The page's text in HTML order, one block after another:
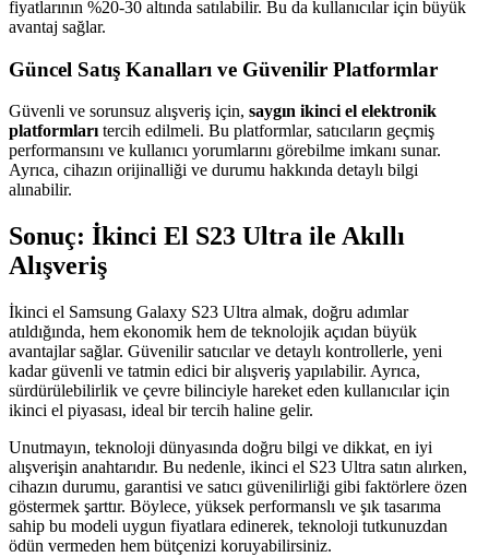
fiyatlarının %20-30 altında satılabilir. Bu da kullanıcılar için büyük
avantaj sağlar.
Güncel Satış Kanalları ve Güvenilir Platformlar
Güvenli ve sorunsuz alışveriş için, saygın ikinci el elektronik
platformları tercih edilmeli. Bu platformlar, satıcıların geçmiş
performansını ve kullanıcı yorumlarını görebilme imkanı sunar.
Ayrıca, cihazın orijinalliği ve durumu hakkında detaylı bilgi
alınabilir.
Sonuç: İkinci El S23 Ultra ile Akıllı
Alışveriş
İkinci el Samsung Galaxy S23 Ultra almak, doğru adımlar
atıldığında, hem ekonomik hem de teknolojik açıdan büyük
avantajlar sağlar. Güvenilir satıcılar ve detaylı kontrollerle, yeni
kadar güvenli ve tatmin edici bir alışveriş yapılabilir. Ayrıca,
sürdürülebilirlik ve çevre bilinciyle hareket eden kullanıcılar için
ikinci el piyasası, ideal bir tercih haline gelir.
Unutmayın, teknoloji dünyasında doğru bilgi ve dikkat, en iyi
alışverişin anahtarıdır. Bu nedenle, ikinci el S23 Ultra satın alırken,
cihazın durumu, garantisi ve satıcı güvenilirliği gibi faktörlere özen
göstermek şarttır. Böylece, yüksek performanslı ve şık tasarıma
sahip bu modeli uygun fiyatlara edinerek, teknoloji tutkunuzdan
ödün vermeden hem bütçenizi koruyabilirsiniz.